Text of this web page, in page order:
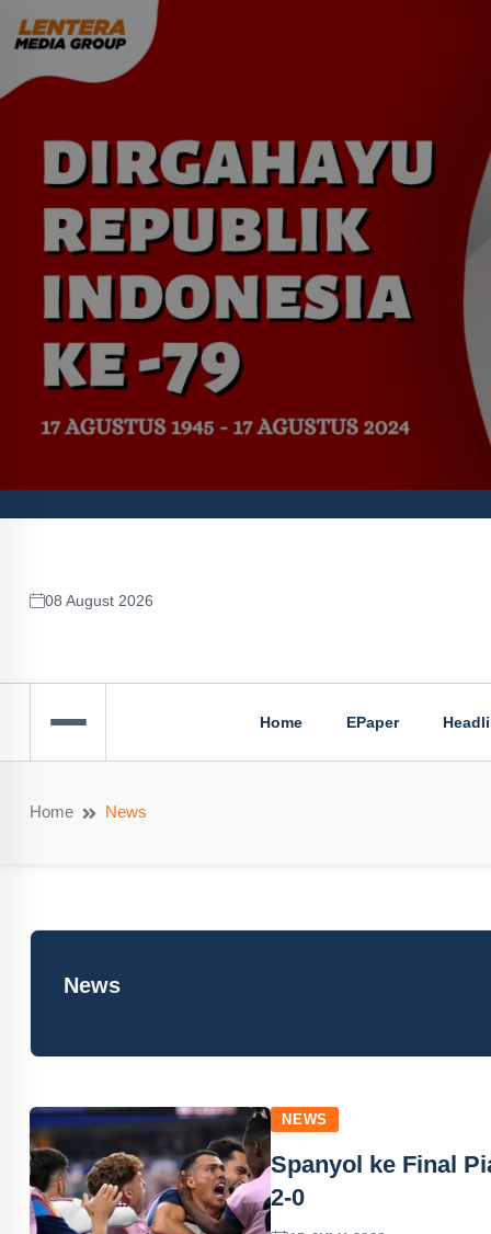
08 August 2026
Home EPaper
Home News
News
NEWS
Spanyol ke Final
2-0